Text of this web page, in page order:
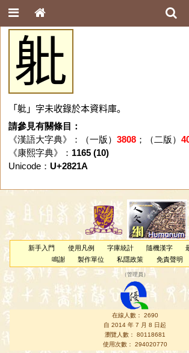
𨈚
「𨈚」字未收錄於本資料庫。
請參見有關條目：
《漢語大字典》：（一版） 3808；（二版）
《康熙字典》： 1165 (10)
Unicode： U+2821A
新手入門 使用凡例 字庫統計 隨機漢字
鳴謝
製作單位 私隱政策 免責聲明
（管理員 ）
在線人數： 2690
自 2014 年 7 月 8 日起
瀏覽人數： 80118681
使用次數： 294020770